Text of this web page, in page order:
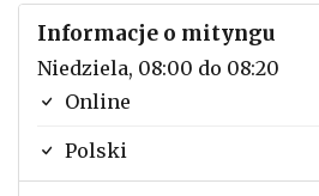
Informacje o mityngu
Niedziela, 08:00 do 08:20
Online
Polski